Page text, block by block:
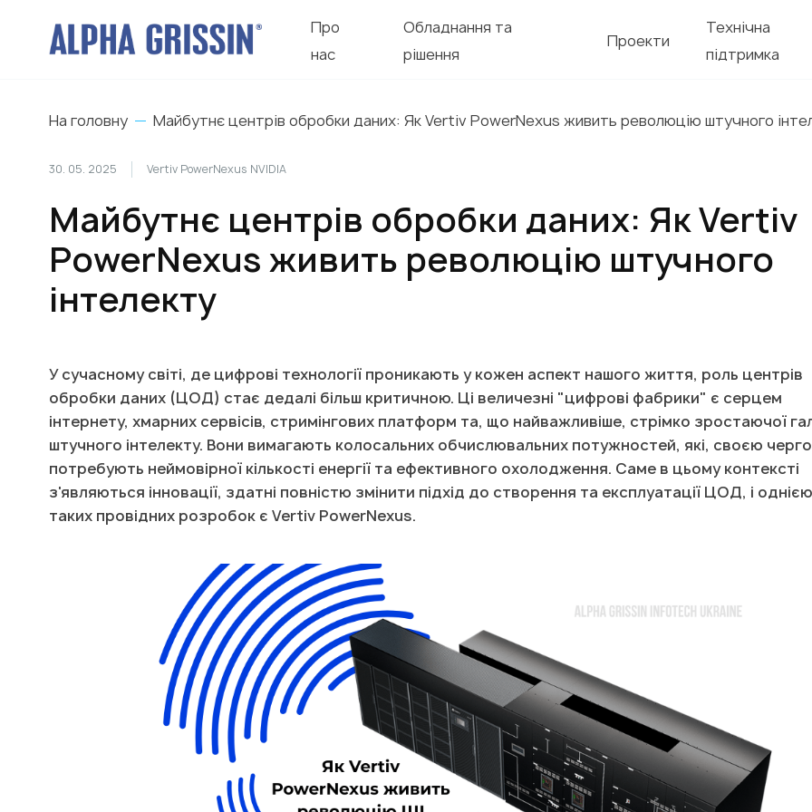
Про
нас
Обладнання та
рішення
Проекти
Технічна
підтримка
На головну Майбутнє центрів обробки даних: Як Vertiv PowerNexus живить революцію штучного
30. 05. 2025 Vertiv PowerNexus NVIDIA
Майбутнє центрів обробки даних: Як Vertiv
PowerNexus живить революцію штучного
інтелекту
У сучасному світі, де цифрові технології проникають у кожен аспект нашого життя, роль центрів
обробки даних (ЦОД) стає дедалі більш критичною. Ці величезні "цифрові фабрики" є серцем
інтернету, хмарних сервісів, стримінгових платформ та, що найважливіше, стрімко зростаючої
штучного інтелекту. Вони вимагають колосальних обчислювальних потужностей, які, своєю
потребують неймовірної кількості енергії та ефективного охолодження. Саме в цьому контексті
з'являються інновації, здатні повністю змінити підхід до створення та експлуатації ЦОД, і
таких провідних розробок є Vertiv PowerNexus.